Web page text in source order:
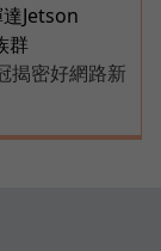
Jetson
群
揭密好網路新